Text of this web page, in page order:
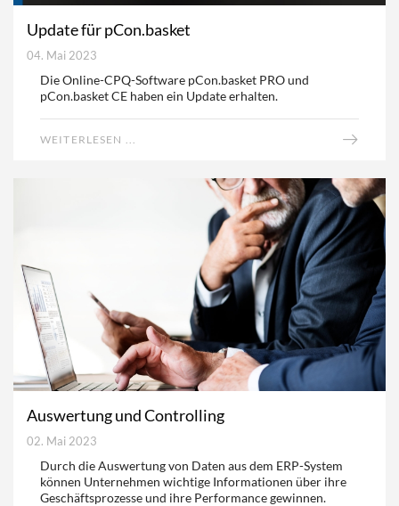
Update für pCon.basket
04. Mai 2023
Die Online-CPQ-Software pCon.basket PRO und
pCon.basket CE haben ein Update erhalten.
WEITERLESEN ...
Auswertung und Controlling
02. Mai 2023
Durch die Auswertung von Daten aus dem ERP-System
können Unternehmen wichtige Informationen über ihre
Geschäftsprozesse und ihre Performance gewinnen.